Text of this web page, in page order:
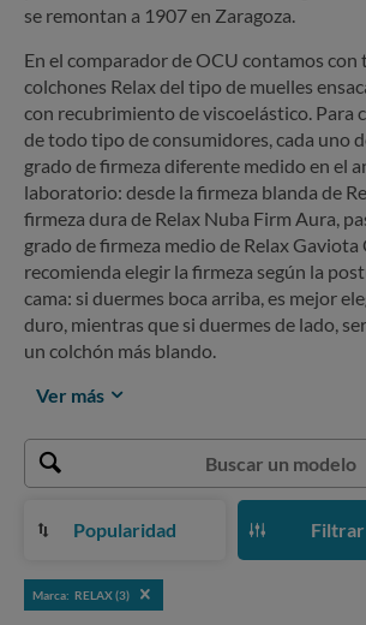
se remontan a 1907 en Zaragoza.
En el comparador de OCU contamos con
colchones Relaxdel tipo de muelles
con recubrimiento de viscoelástico. Para
de todo tipo de consumidores, cada uno
grado de firmeza diferente medido en el
laboratorio: desde la firmeza blanda de
firmeza dura de Relax Nuba Firm Aura,
grado de firmeza medio de Relax Gaviota
recomienda elegir la firmeza según la
cama: si duermes boca arriba, es mejor
duro, mientras que si duermes de lado,
un colchón más blando.
Ver más
Popularidad
Marca: RELAX (3)